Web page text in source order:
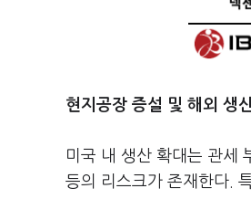
현지공장 증설 및 해외 생
미국 내 생산 확대는 관세
등의 리스크가 존재한다.